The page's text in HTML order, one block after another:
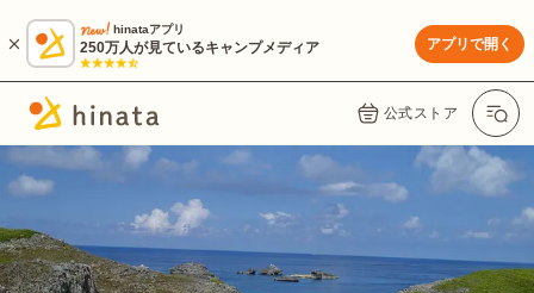
hinataアプリ
250万人が見ているキャンプメディア アプリで開く
公式ストア